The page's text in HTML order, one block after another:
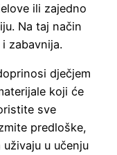
ili zajedno
Na taj način
zabavnija.
dječjem
koji će
sve
predloške,
u učenju